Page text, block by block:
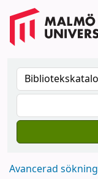
Avancerad sökning